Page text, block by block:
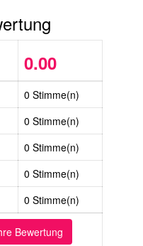
0.00
0 Stimme(n)
0 Stimme(n)
0 Stimme(n)
0 Stimme(n)
0 Stimme(n)
Bewertung